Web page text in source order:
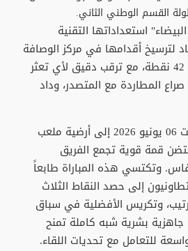
القسم الوطني الثاني.
استعداداتها التقنية
لترسيخ أقدامها في مركز الوصافة
الذي تحتله حالياً برصيد 42 نقطة، مع ترقب دقيق لأي تعثر
المطاردة مع المتصدر، وداد
وتتجه الأنظار يوم السبت 06 يونيو 2026 إلى أرضية ملعب
قمة قوية تجمع الفريق
وتكتسي هذه المباراة طابعاً
إلى حصد النقاط الثلاث
وتكريس الأفضلية في سباق
بشرية شبه كاملة تمنح
للتعامل مع تحديات اللقاء.